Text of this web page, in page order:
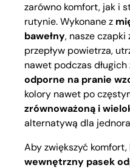
zarówno komfort, jak i
rutynie. Wykonane z
bawełny, nasze
przepływ powietrza,
nawet podczas
odporne na pranie
kolory nawet po
zrównoważoną i
alternatywą dla
Aby zwiększyć
wewnętrzny pasek